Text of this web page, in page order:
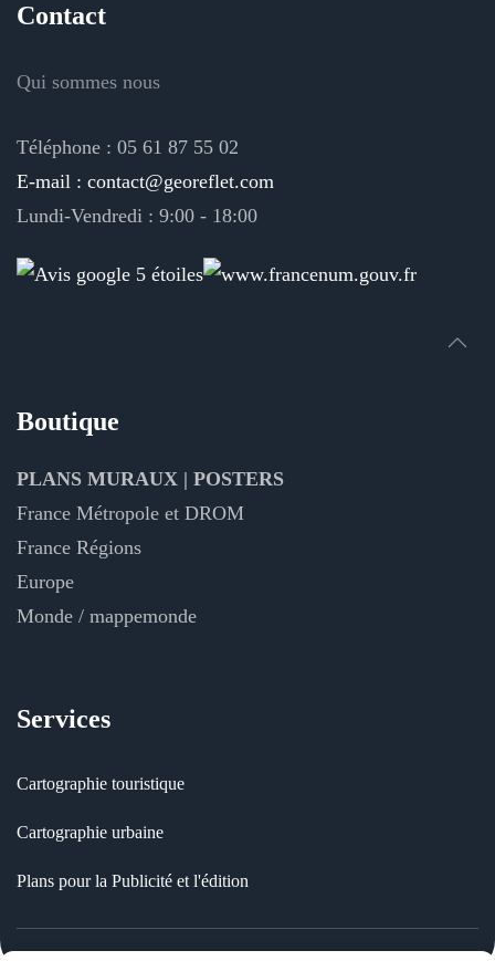
Contact
Qui sommes nous
Téléphone : 05 61 87 55 02
E-mail : contact@georeflet.com
Lundi-Vendredi : 9:00 - 18:00
Boutique
PLANS MURAUX | POSTERS
France Métropole et DROM
France Régions
Europe
Monde / mappemonde
Services
Cartographie touristique
Cartographie urbaine
Plans pour la Publicité et l'édition